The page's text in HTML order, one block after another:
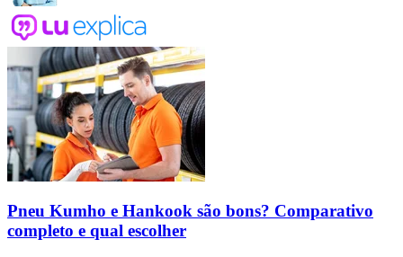
Pneu Kumho e Hankook são bons? Comparativo
completo e qual escolher